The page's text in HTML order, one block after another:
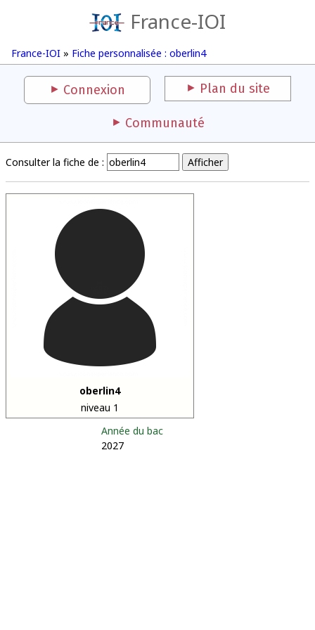
France-IOI
France-IOI » Fiche personnalisée : oberlin4
Connexion Plan du site
Communauté
Consulter la fiche de :
oberlin4
niveau 1
Année du bac
2027